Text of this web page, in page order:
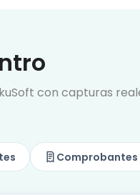
con capturas
Comprobantes